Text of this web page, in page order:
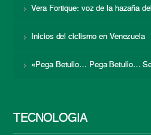
Vera Fortique: voz de la hazaña
Inicios del ciclismo en Venezuela
«Pega Betulio… Pega Betulio…
TECNOLOGÍA